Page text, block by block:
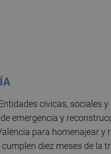
cívicas, sociales
emergencia y
para homenajear
diez meses de la